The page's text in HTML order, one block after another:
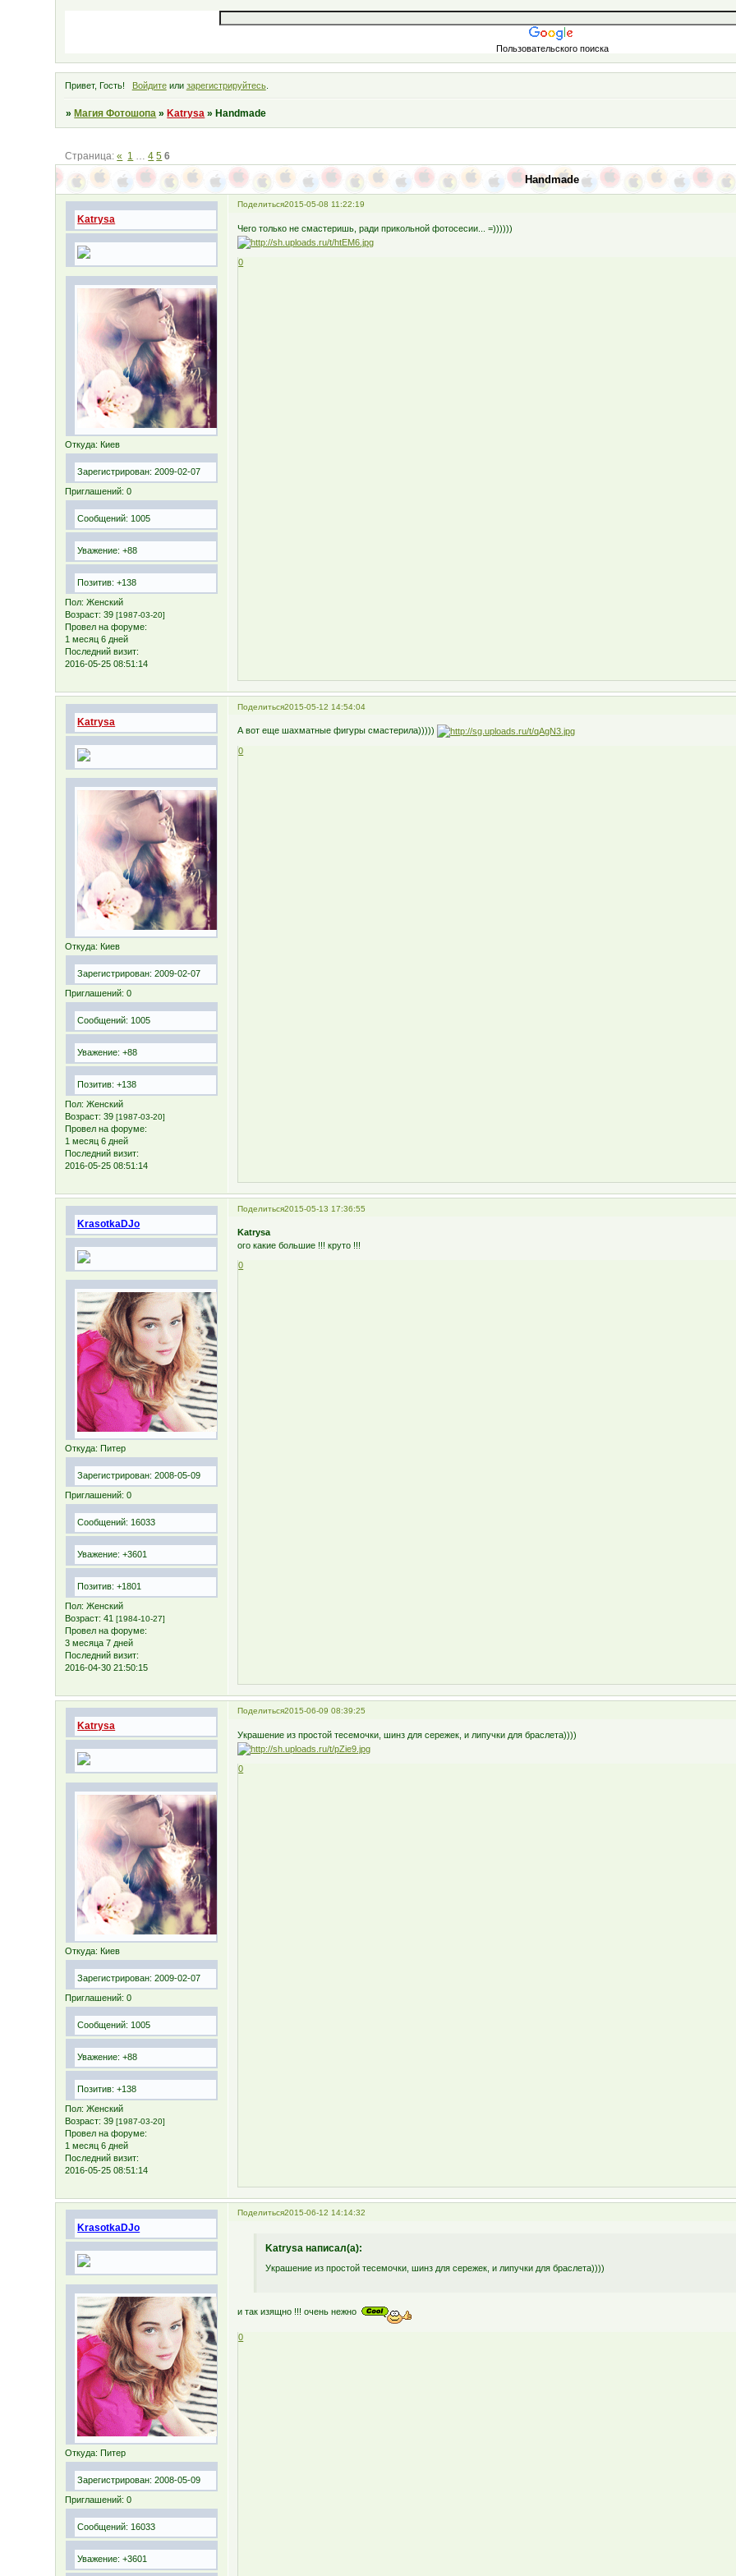
Пользовательского поиска
Привет, Гость! Войдитеили зарегистрируйтесь.
» Магия Фотошопа » Katrysa » Handmade
Handmade
Страница:« 1 4 5 6
Поделиться2015-05-08 11:22:19
Katrysa
Откуда: Киев
Зарегистрирован: 2009-02-07
Приглашений: 0
Сообщений: 1005
Уважение: +88
Позитив: +138
Пол: Женский
Возраст: 39[1987-03-20]
Провел на форуме:
1 месяц 6 дней
Последний визит:
2016-05-25 08:51:14
Чего только не смастеришь, ради прикольной фотосесии... =))))))
0
Поделиться2015-05-12 14:54:04
Katrysa
Откуда: Киев
Зарегистрирован: 2009-02-07
Приглашений: 0
Сообщений: 1005
Уважение: +88
Позитив: +138
Пол: Женский
Возраст: 39[1987-03-20]
Провел на форуме:
1 месяц 6 дней
Последний визит:
2016-05-25 08:51:14
А вот еще шахматные фигуры смастерила)))))
0
Поделиться2015-05-13 17:36:55
KrasotkaDJo
Откуда: Питер
Зарегистрирован: 2008-05-09
Приглашений: 0
Сообщений: 16033
Уважение: +3601
Позитив: +1801
Пол: Женский
Возраст: 41[1984-10-27]
Провел на форуме:
3 месяца 7 дней
Последний визит:
2016-04-30 21:50:15
Katrysa
ого какие большие !!! круто !!!
0
Поделиться2015-06-09 08:39:25
Katrysa
Откуда: Киев
Зарегистрирован: 2009-02-07
Приглашений: 0
Сообщений: 1005
Уважение: +88
Позитив: +138
Пол: Женский
Возраст: 39[1987-03-20]
Провел на форуме:
1 месяц 6 дней
Последний визит:
2016-05-25 08:51:14
Украшение из простой тесемочки, шинз для сережек, и липучки для браслета))))
0
Поделиться2015-06-12 14:14:32
KrasotkaDJo
Откуда: Питер
Зарегистрирован: 2008-05-09
Приглашений: 0
Сообщений: 16033
Уважение: +3601
Katrysa написал(а):
Украшение из простой тесемочки, шинз для сережек, и липучки для браслета))))
и так изящно !!! очень нежно
0